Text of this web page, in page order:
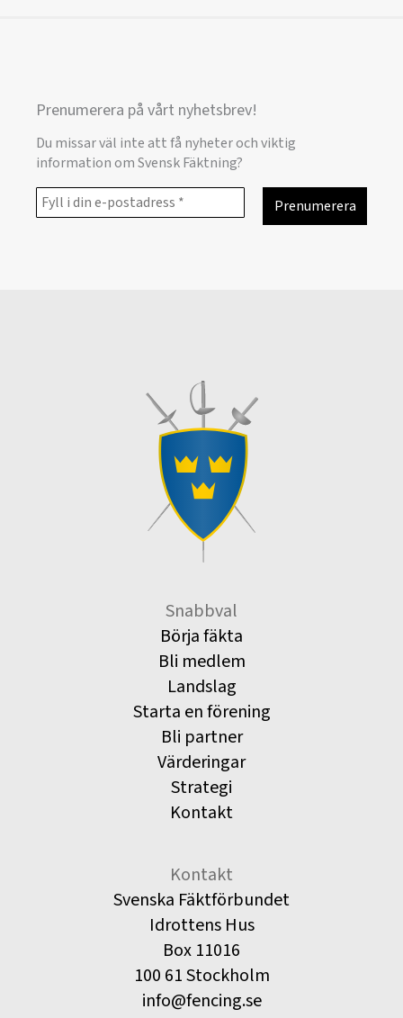
Prenumerera på vårt nyhetsbrev!
Du missar väl inte att få nyheter och viktig
information om Svensk Fäktning?
Snabbval
Börja fäkta
Bli medlem
Landslag
Starta en förening
Bli partner
Värderingar
Strategi
Kontakt
Kontakt
Svenska Fäktförbundet
Idrottens Hus
Box 11016
100 61 Stockholm
info@fencing.se